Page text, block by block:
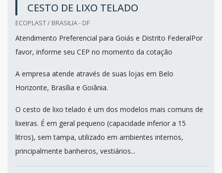
CESTO DE LIXO TELADO
ECOPLAST / BRASILIA - DF
Atendimento Preferencial para Goiás e Distrito FederalPor
favor, informe seu CEP no momento da cotação
A empresa atende através de suas lojas em Belo
Horizonte, Brasília e Goiânia.
O cesto de lixo telado é um dos modelos mais comuns de
lixeiras. É em geral pequeno (capacidade inferior a 15
litros), sem tampa, utilizado em ambientes internos,
principalmente banheiros, vestiários...